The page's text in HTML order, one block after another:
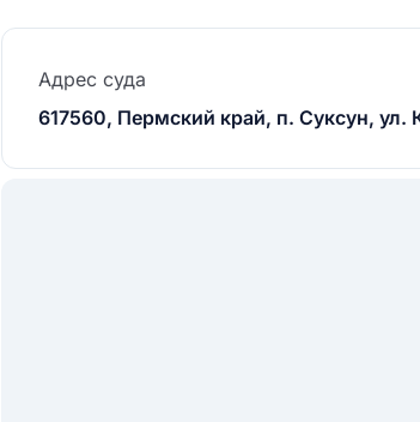
Адрес суда
617560, Пермский край, п. Суксун, ул.